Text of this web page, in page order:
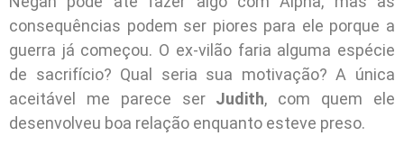
consequências podem ser piores para ele porque a
guerra já começou. O ex-vilão faria alguma espécie
de sacrifício? Qual seria sua motivação? A única
aceitável me parece ser Judith, com quem ele
desenvolveu boa relação enquanto esteve preso.